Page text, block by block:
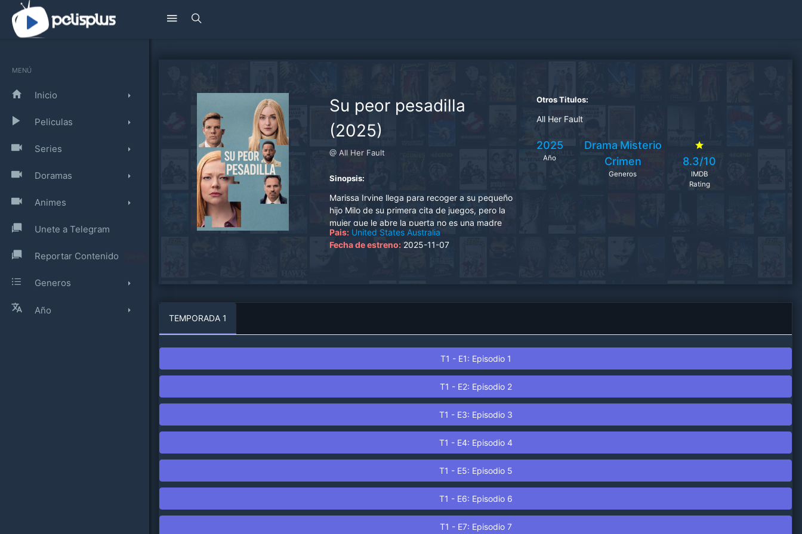
MENÚ
Inicio
Peliculas
Series
Doramas
Animes
Unete a Telegram
Reportar Contenido
Generos
Año
Su peor pesadilla
(2025)
@ All Her Fault
Sinopsis:
Marissa Irvine llega para recoger a su pequeño
hijo Milo de su primera cita de juegos, pero la
mujer que le abre la puerta no es una madre
que ella reconozca. No tiene a Milo y nunca ha
oído hablar de él... A medida que la peor
secretos, revelando grietas en el mundo
Pais: United States Australia
Fecha de estreno: 2025-11-07
Otros Titulos:
All Her Fault
2025
Año
Drama Misterio
Crimen
Generos
8.3/10
IMDB
Rating
TEMPORADA 1
T1 - E1: Episodio 1
T1 - E2: Episodio 2
T1 - E3: Episodio 3
T1 - E4: Episodio 4
T1 - E5: Episodio 5
T1 - E6: Episodio 6
T1 - E7: Episodio 7